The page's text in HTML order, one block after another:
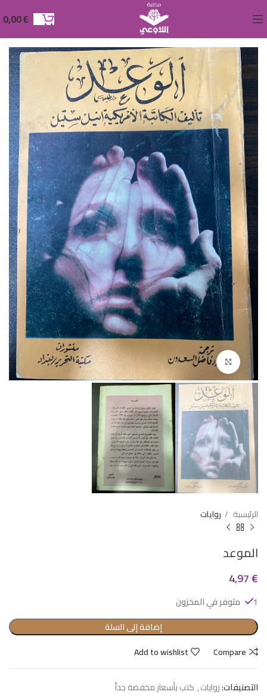
0,00€
Click to enlarge
الرئيسية روايات
الموعد
4,97€
1 متوفر في المخزون
إضافة إلى السلة
Compare
Add to wishlist
التصنيفات:روايات, كتب بأسعار مخفضة جداً